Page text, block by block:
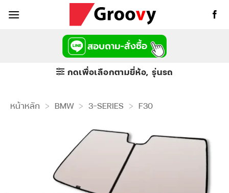
กดเพื่อเลือกตามยี่ห้อ, รุ่นรถ
หน้าหลัก > BMW > 3-SERIES > F30